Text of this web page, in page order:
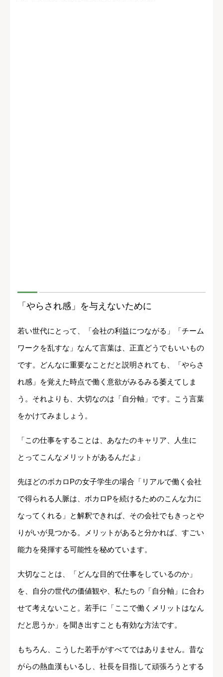
「やらされ感」を与えないために
若い世代にとって、「会社の利益につながる」「チーム
ワークを乱すな」なんて言葉は、正直どうでもいいもの
です。どんなに重要なことだと説明されても、「やらさ
れ感」を覚えた時点で働く意欲がみるみる萎えてしま
う。それよりも、大切なのは「自分軸」です。こう言葉
をかけてみましょう。
「この仕事をすることは、あなたのキャリア、人生に
とってこんなメリットがあるんだよ」
先ほどのボカロPの女子学生の場合「リアルで働く会社
で得られる人脈は、ボカロPを続けるためのこんな力に
なってくれる」と解釈できれば、その会社でもきっとや
りがいが見つかる。メリットがあると分かれば、すごい
能力を発揮する可能性を秘めています。
大切なことは、「どんな目的で仕事をしているのか」
を、自分の世代の価値観や、私たちの「自分軸」に合わ
せて考えないこと。若手に「ここで働くメリットはなん
だと思うか」を聞き出すことも有効な方法です。
もちろん、こうした若手がすべてではありません。昔な
がらの熱血漢もいるし、社長を目指して頑張ろうとする